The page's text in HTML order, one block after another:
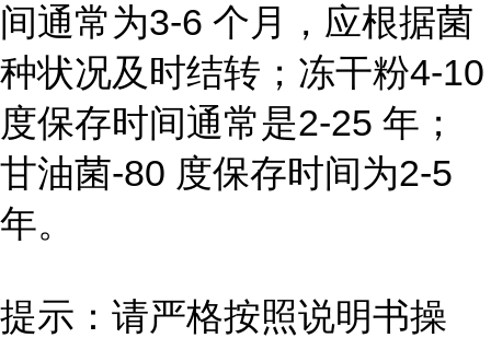
间通常为3-6 个月，应根据菌
种状况及时结转；冻干粉4-10
度保存时间通常是2-25 年；
甘油菌-80 度保存时间为2-5
年。
提示：请严格按照说明书操